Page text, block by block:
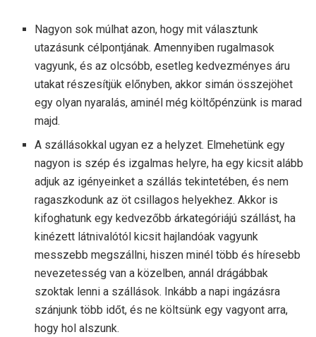
Nagyon sok múlhat azon, hogy mit választunk
utazásunk célpontjának. Amennyiben rugalmasok
vagyunk, és az olcsóbb, esetleg kedvezményes áru
utakat részesítjük előnyben, akkor simán összejöhet
egy olyan nyaralás, aminél még költőpénzünk is marad
majd.
A szállásokkal ugyan ez a helyzet. Elmehetünk egy
nagyon is szép és izgalmas helyre, ha egy kicsit alább
adjuk az igényeinket a szállás tekintetében, és nem
ragaszkodunk az öt csillagos helyekhez. Akkor is
kifoghatunk egy kedvezőbb árkategóriájú szállást, ha
kinézett látnivalótól kicsit hajlandóak vagyunk
messzebb megszállni, hiszen minél több és híresebb
nevezetesség van a közelben, annál drágábbak
szoktak lenni a szállások. Inkább a napi ingázásra
szánjunk több időt, és ne költsünk egy vagyont arra,
hogy hol alszunk.